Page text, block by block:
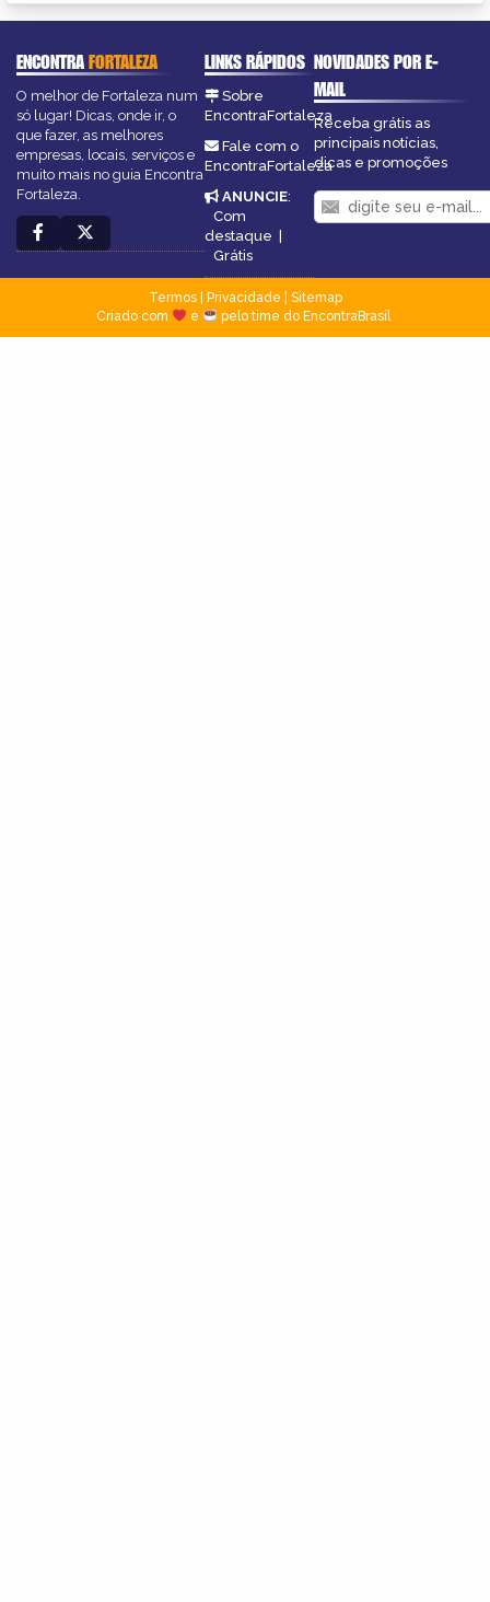
ENCONTRAFORTALEZA
O melhor de Fortaleza num
só lugar! Dicas, onde ir, o
que fazer, as melhores
empresas, locais, serviços e
muito mais no guia Encontra
Fortaleza.
LINKS RÁPIDOS
Sobre
EncontraFortaleza
Fale com o
EncontraFortaleza
ANUNCIE:
Com
destaque
Grátis
NOVIDADES POR E-
MAIL
Receba grátis as
principais notícias,
dicas e promoções
Termos| Privacidade
Sitemap
Criado com
e pelo time do EncontraBrasil